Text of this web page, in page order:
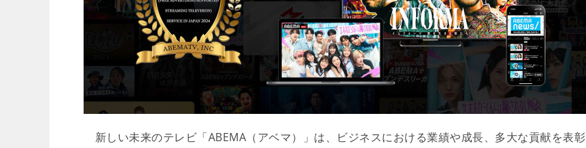
新しい未来のテレビ「ABEMA（アベマ）」は、ビジネスにおける業績や成長、多大な貢献を表彰